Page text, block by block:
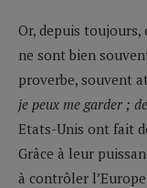
Or, depuis
ne sont bien
proverbe, souvent
je peux me garder ;
Etats-Unis ont fait
Grâce à leur
à contrôler